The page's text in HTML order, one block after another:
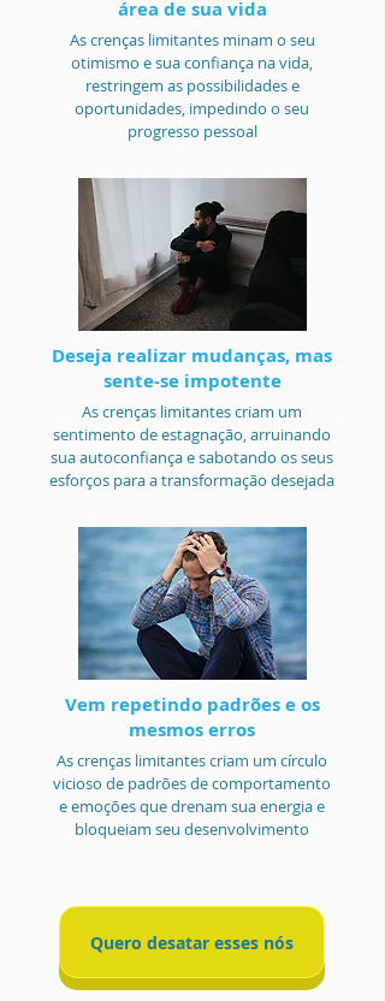
área de sua vida
As crenças limitantes minam o seu
otimismo e sua confiança na vida,
restringem as possibilidades e
oportunidades, impedindo o seu
progresso pessoal
Deseja realizar mudanças, mas
sente-se impotente
As crenças limitantes criam um
sentimento de estagnação, arruinando
sua autoconfiança e sabotando os seus
esforços para a transformação desejada
Vem repetindo padrões e os
mesmos erros
As crenças limitantes criam um círculo
vicioso de padrões de comportamento
e emoções que drenam sua energia e
bloqueiam seu desenvolvimento
Quero desatar esses nós